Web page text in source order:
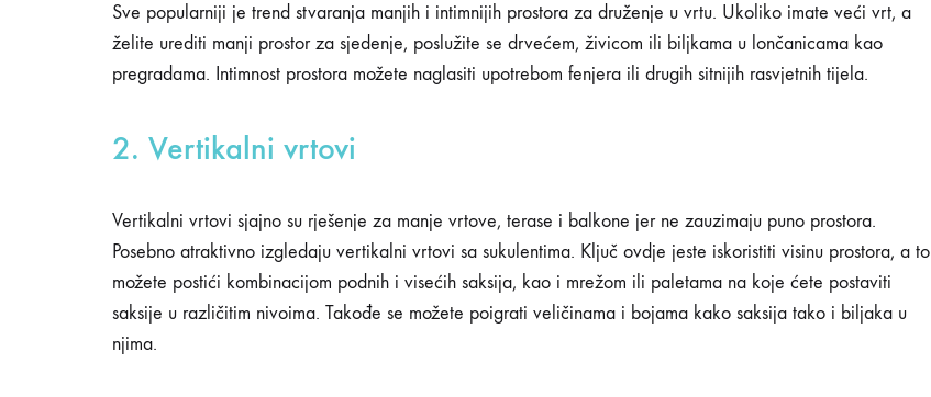
SHARE
5
VRTOVA
Sve popularniji je trend stvaranja manjih i intimnijih prostora za druženje u vrtu. Ukoliko imate veći vrt, a
želite urediti manji prostor za sjedenje, poslužite se drvećem, živicom ili biljkama u lončanicama kao
pregradama. Intimnost prostora možete naglasiti upotrebom fenjera ili drugih sitnijih rasvjetnih tijela.
2. Vertikalni vrtovi
Vertikalni vrtovi sjajno su rješenje za manje vrtove, terase i balkone jer ne zauzimaju puno prostora.
Posebno atraktivno izgledaju vertikalni vrtovi sa sukulentima. Ključ ovdje jeste iskoristiti visinu prostora, a to
možete postići kombinacijom podnih i visećih saksija, kao i mrežom ili paletama na koje ćete postaviti
saksije u različitim nivoima. Takođe se možete poigrati veličinama i bojama kako saksija tako i biljaka u
njima.